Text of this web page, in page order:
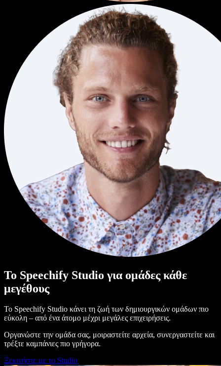
Το Speechify Studio για ομάδες κάθε
μεγέθους
Το Speechify Studio κάνει τη ζωή των δημιουργικών ομάδων πιο
εύκολη – από ένα άτομο μέχρι μεγάλες επιχειρήσεις.
Οργανώστε την ομάδα σας, μοιραστείτε αρχεία, συνεργαστείτε και
τρέξτε καμπάνιες πιο γρήγορα.
Ξεκινήστε με το Studio